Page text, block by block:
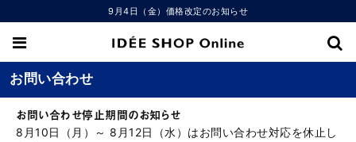
9月4日（金）価格改定のお知らせ
お問い合わせ
お問い合わせ停止期間のお知らせ
8月10日（月）～ 8月12日（水）はお問い合わせ対応を休止し